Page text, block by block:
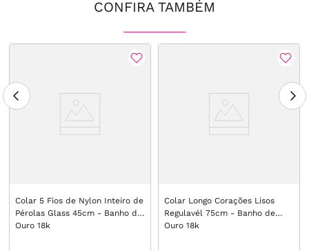
CONFIRA TAMBÉM
Colar 5 Fios de Nylon Inteiro de
Pérolas Glass 45cm - Banho de
Ouro 18k
Colar Longo Corações Lisos
Regulavél 75cm - Banho de
Ouro 18k